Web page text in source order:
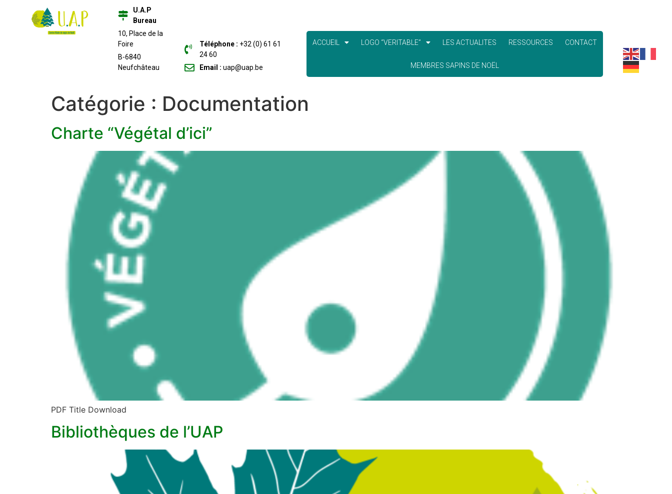
U.A.P
Bureau
10, Place de la
Foire
B-6840
Neufchâteau
Téléphone : +32 (0) 61 61
24 60
Email : uap@uap.be
ACCUEIL LOGO “VERITABLE” LES ACTUALITES RESSOURCES CONTACT
MEMBRES SAPINS DE NOËL
Catégorie : Documentation
Charte “Végétal d’ici”
PDF Title Download
Bibliothèques de l’UAP